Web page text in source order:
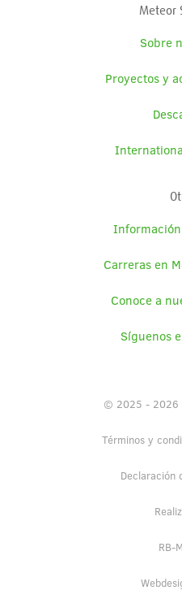
Meteor
Sobre
Proyectos y
Carreras en
Conoce a
Síguenos
© 2025 - 2026
Términos y
Declaración
RB-